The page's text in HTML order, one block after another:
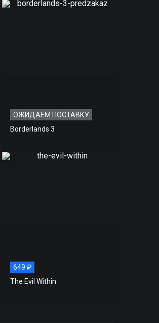
ОЖИДАЕМ ПОСТАВКУ
Borderlands 3
649 ₽
The Evil Within